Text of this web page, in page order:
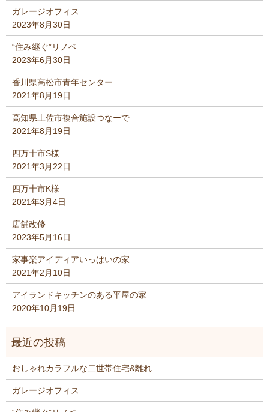
ガレージオフィス
2023年8月30日
“住み継ぐ”リノベ
2023年6月30日
香川県高松市青年センター
2021年8月19日
高知県土佐市複合施設つなーで
2021年8月19日
四万十市S様
2021年3月22日
四万十市K様
2021年3月4日
店舗改修
2023年5月16日
家事楽アイディアいっぱいの家
2021年2月10日
アイランドキッチンのある平屋の家
2020年10月19日
おしゃれカラフルな二世帯住宅&離れ
ガレージオフィス